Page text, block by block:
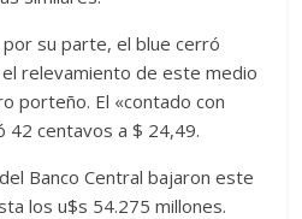
por su parte, el blue cerró
relevamiento de este medio
porteño. El «contado con
42 centavos a $ 24,49.
Banco Central bajaron este
los u$s 54.275 millones.